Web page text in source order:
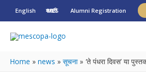
MES Alumni Registration
English मराठी
Home news सूचना ‘ते पंधरा दिवस’ या